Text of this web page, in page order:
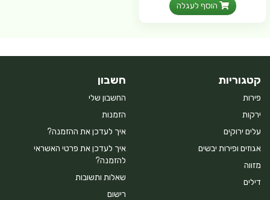
הוסף לעגלה
קטגוריות
פירות
ירקות
עלים ירוקים
אגוזים ופירות יבשים
מזווה
דילים
חשבון
החשבון שלי
הזמנות
איך לעדכן את ההזמנה?
איך לעדכן את פרטי האשראי
להזמנה?
שאלות ותשובות
רישום